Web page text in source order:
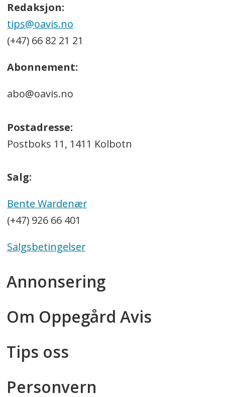
Redaksjon:
tips@oavis.no
(+47) 66 82 21 21
Abonnement:
abo@oavis.no
Postadresse:
Postboks 11, 1411 Kolbotn
Salg:
Bente Wardenær
(+47) 926 66 401
Salgsbetingelser
Annonsering
Om Oppegård Avis
Tips oss
Personvern